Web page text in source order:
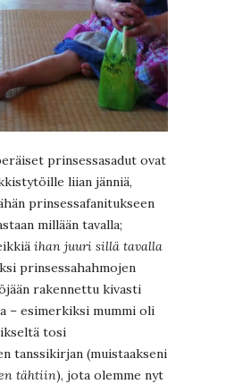
prinsessasadut ovat
liian jänniä,
prinsessafanitukseen
millään tavalla;
ihan juuri sillä tavalla
prinsessahahmojen
rakennettu kivasti
– esimerkiksi mummi oli
tosi
tanssikirjan (muistaakseni
tähtiin), jota olemme nyt